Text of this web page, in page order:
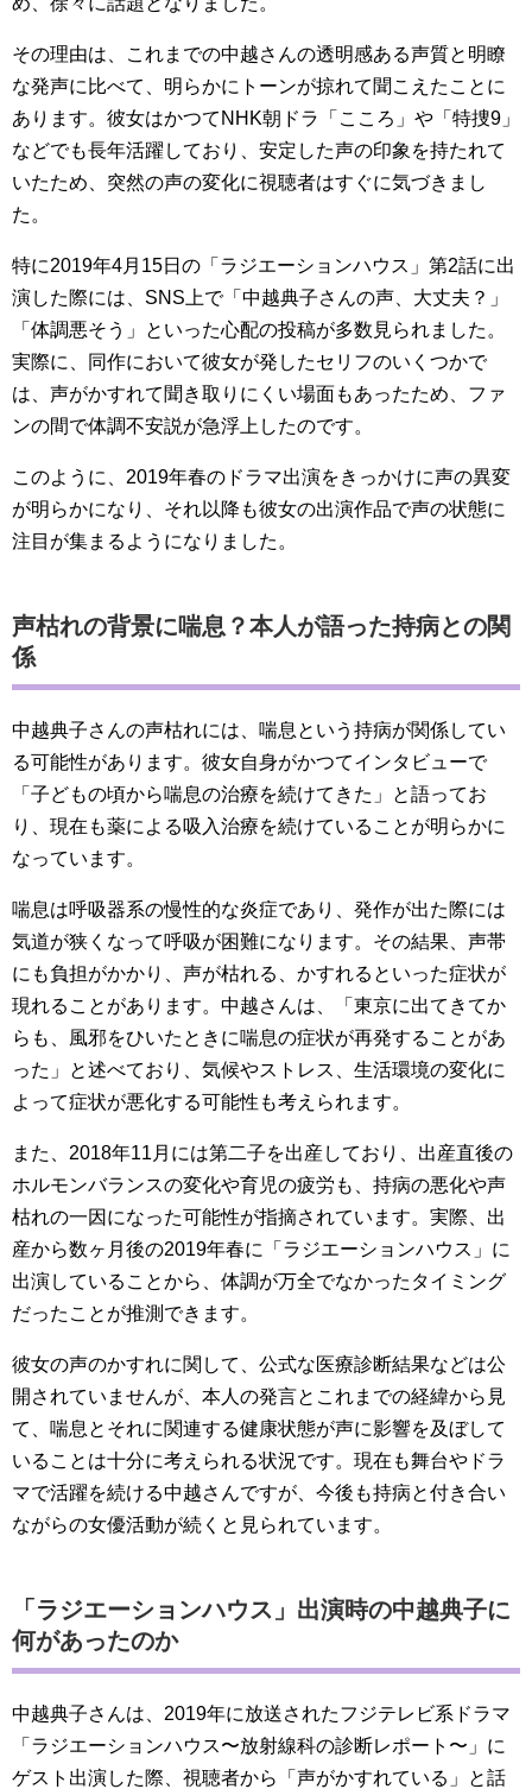
その理由は、これまでの中越さんの透明感ある声質と明瞭
な発声に比べて、明らかにトーンが掠れて聞こえたことに
あります。彼女はかつてNHK朝ドラ「こころ」や「特捜9」
などでも長年活躍しており、安定した声の印象を持たれて
いたため、突然の声の変化に視聴者はすぐに気づきまし
た。
特に2019年4月15日の「ラジエーションハウス」第2話に出
演した際には、SNS上で「中越典子さんの声、大丈夫？」
「体調悪そう」といった心配の投稿が多数見られました。
実際に、同作において彼女が発したセリフのいくつかで
は、声がかすれて聞き取りにくい場面もあったため、ファ
ンの間で体調不安説が急浮上したのです。
このように、2019年春のドラマ出演をきっかけに声の異変
が明らかになり、それ以降も彼女の出演作品で声の状態に
注目が集まるようになりました。
声枯れの背景に喘息？本人が語った持病との関
係
中越典子さんの声枯れには、喘息という持病が関係してい
る可能性があります。彼女自身がかつてインタビューで
「子どもの頃から喘息の治療を続けてきた」と語ってお
り、現在も薬による吸入治療を続けていることが明らかに
なっています。
喘息は呼吸器系の慢性的な炎症であり、発作が出た際には
気道が狭くなって呼吸が困難になります。その結果、声帯
にも負担がかかり、声が枯れる、かすれるといった症状が
現れることがあります。中越さんは、「東京に出てきてか
らも、風邪をひいたときに喘息の症状が再発することがあ
った」と述べており、気候やストレス、生活環境の変化に
よって症状が悪化する可能性も考えられます。
また、2018年11月には第二子を出産しており、出産直後の
ホルモンバランスの変化や育児の疲労も、持病の悪化や声
枯れの一因になった可能性が指摘されています。実際、出
産から数ヶ月後の2019年春に「ラジエーションハウス」に
出演していることから、体調が万全でなかったタイミング
だったことが推測できます。
彼女の声のかすれに関して、公式な医療診断結果などは公
開されていませんが、本人の発言とこれまでの経緯から見
て、喘息とそれに関連する健康状態が声に影響を及ぼして
いることは十分に考えられる状況です。現在も舞台やドラ
マで活躍を続ける中越さんですが、今後も持病と付き合い
ながらの女優活動が続くと見られています。
「ラジエーションハウス」出演時の中越典子に
何があったのか
中越典子さんは、2019年に放送されたフジテレビ系ドラマ
「ラジエーションハウス〜放射線科の診断レポート〜」に
ゲスト出演した際、視聴者から「声がかすれている」と話